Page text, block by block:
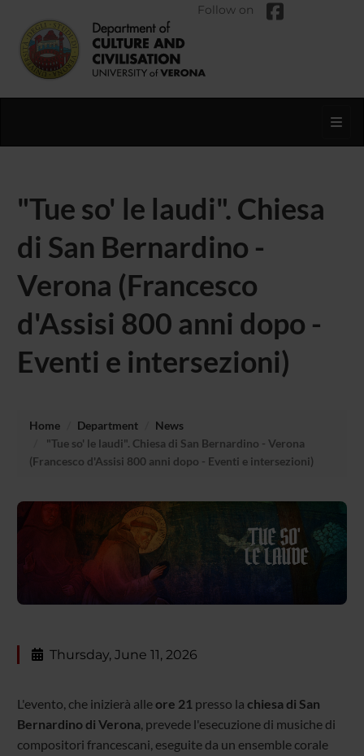
Follow on
"Tue so' le laudi". Chiesa
di San Bernardino -
Verona (Francesco
d'Assisi 800 anni dopo -
Eventi e intersezioni)
Home Department
News
"Tue so' le laudi". Chiesa di San Bernardino - Verona
(Francesco d'Assisi 800 anni dopo - Eventi e intersezioni)
Thursday, June 11, 2026
L'evento, che inizierà alleore 21 presso la chiesa di San
Bernardino di Verona, prevede l'esecuzione di musiche di
compositori francescani, eseguite da un ensemble corale